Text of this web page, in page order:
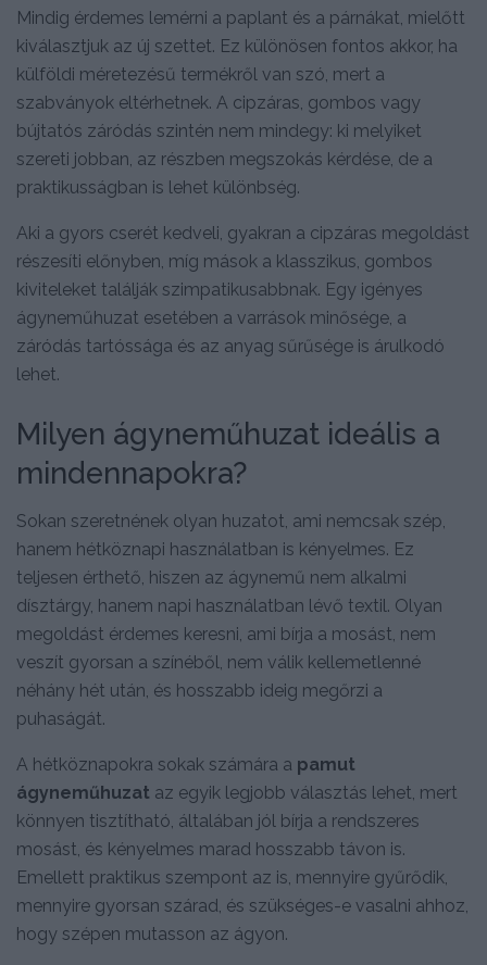
Mindig érdemes lemérni a paplant és a párnákat, mielőtt
kiválasztjuk az új szettet. Ez különösen fontos akkor, ha
külföldi méretezésű termékről van szó, mert a
szabványok eltérhetnek. A cipzáras, gombos vagy
bújtatós záródás szintén nem mindegy: ki melyiket
szereti jobban, az részben megszokás kérdése, de a
praktikusságban is lehet különbség.
Aki a gyors cserét kedveli, gyakran a cipzáras megoldást
részesíti előnyben, míg mások a klasszikus, gombos
kiviteleket találják szimpatikusabbnak. Egy igényes
ágyneműhuzat esetében a varrások minősége, a
záródás tartóssága és az anyag sűrűsége is árulkodó
lehet.
Milyen ágyneműhuzat ideális a
mindennapokra?
Sokan szeretnének olyan huzatot, ami nemcsak szép,
hanem hétköznapi használatban is kényelmes. Ez
teljesen érthető, hiszen az ágynemű nem alkalmi
dísztárgy, hanem napi használatban lévő textil. Olyan
megoldást érdemes keresni, ami bírja a mosást, nem
veszít gyorsan a színéből, nem válik kellemetlenné
néhány hét után, és hosszabb ideig megőrzi a
puhaságát.
A hétköznapokra sokak számára a pamut
ágyneműhuzat az egyik legjobb választás lehet, mert
könnyen tisztítható, általában jól bírja a rendszeres
mosást, és kényelmes marad hosszabb távon is.
Emellett praktikus szempont az is, mennyire gyűrődik,
mennyire gyorsan szárad, és szükséges-e vasalni ahhoz,
hogy szépen mutasson az ágyon.